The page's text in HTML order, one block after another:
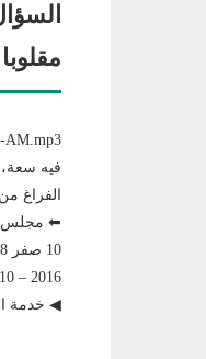
فيه
الفراغ
⬅ مجلس
10 صفر 1438 هجري
2016 – 10 – 11 إفرنجي
◀ خدمة